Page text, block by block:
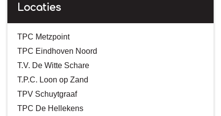
Locaties
TPC Metzpoint
TPC Eindhoven Noord
T.V. De Witte Schare
T.P.C. Loon op Zand
TPV Schuytgraaf
TPC De Hellekens